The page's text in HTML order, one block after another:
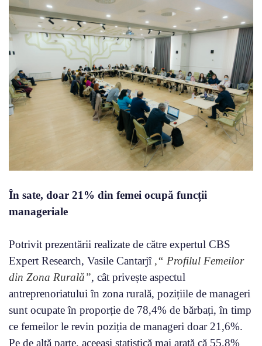
În sate, doar 21% din femei ocupă funcții
manageriale
Potrivit prezentării realizate de către expertul CBS
Expert Research, Vasile Cantarjî ,“ Profilul Femeilor
din Zona Rurală”, cât privește aspectul
antreprenoriatului în zona rurală, pozițiile de manageri
sunt ocupate în proporție de 78,4% de bărbați, în timp
ce femeilor le revin poziția de manageri doar 21,6%.
Pe de altă parte, aceeași statistică mai arată că 55,8%